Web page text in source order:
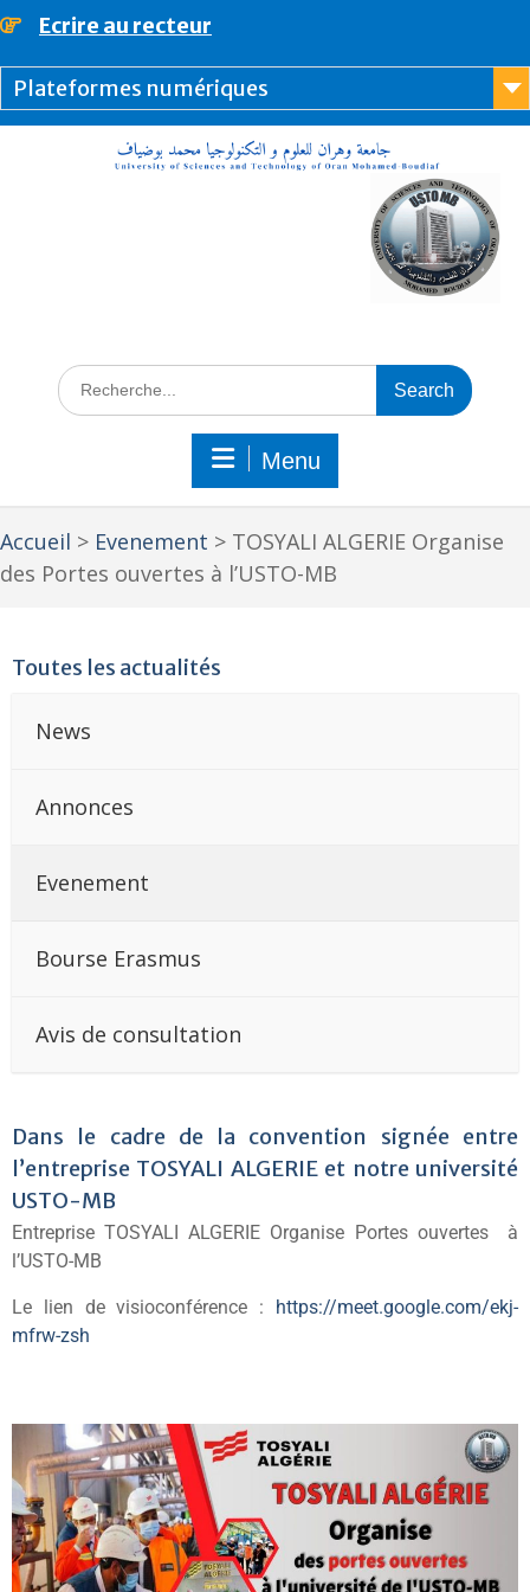
principal
Ecrire au recteur
Plateformes numériques
Menu
Accueil > Evenement > TOSYALI ALGERIE Organise
des Portes ouvertes à l’USTO-MB
Toutes les actualités
News
Annonces
Evenement
Bourse Erasmus
Avis de consultation
Dans le cadre de la convention signée entre
l’entreprise TOSYALI ALGERIE et notre université
USTO-MB
Entreprise TOSYALI ALGERIE Organise Portes ouvertes à
l’USTO-MB
Le lien de visioconférence : https://meet.google.com/ekj-
mfrw-zsh